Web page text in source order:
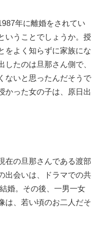
年に離婚をされてい
いうことでしょうか。授
をよく知らずに家族にな
したのは旦那さん側で、
ないと思ったんだそうで
かった女の子は、原日出
在の旦那さんである渡部
出会いは、ドラマでの共
婚。その後、一男一女
は、若い頃のお二人だそ